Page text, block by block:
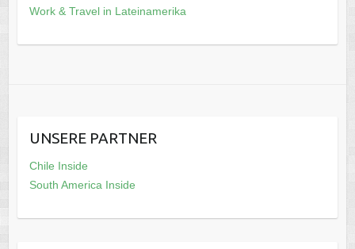
Work & Travel in Lateinamerika
UNSERE PARTNER
Chile Inside
South America Inside